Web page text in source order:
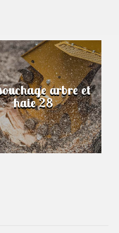
arbre et
haie 28